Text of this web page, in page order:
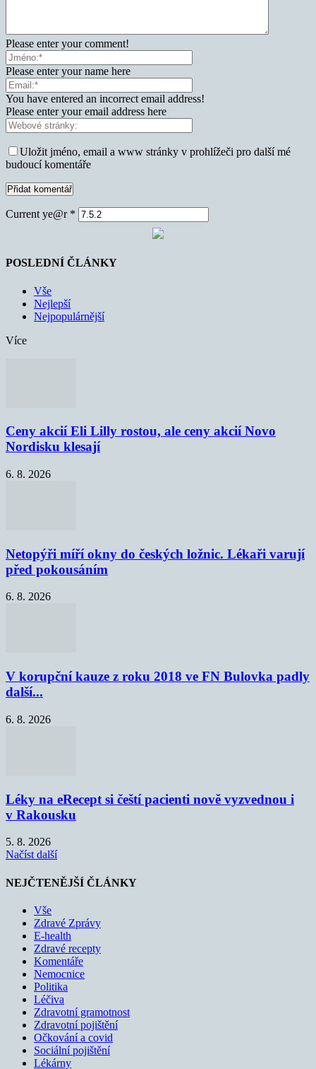
Please enter your comment!
Please enter your name here
You have entered an incorrect email address!
Please enter your email address here
Uložit jméno, email a www stránky v prohlížeči pro další mé
budoucí komentáře
Current ye@r *
POSLEDNÍ ČLÁNKY
Vše
Nejlepší
Nejpopulárnější
Více
Ceny akcií Eli Lilly rostou, ale ceny akcií Novo
Nordisku klesají
6. 8. 2026
Netopýři míří okny do českých ložnic. Lékaři varují
před pokousáním
6. 8. 2026
V korupční kauze z roku 2018 ve FN Bulovka padly
další...
6. 8. 2026
Léky na eRecept si čeští pacienti nově vyzvednou i
v Rakousku
5. 8. 2026
Načíst další
NEJČTENĚJŠÍ ČLÁNKY
Vše
Zdravé Zprávy
E-health
Zdravé recepty
Komentáře
Nemocnice
Politika
Léčiva
Zdravotní gramotnost
Zdravotní pojištění
Očkování a covid
Sociální pojištění
Lékárny